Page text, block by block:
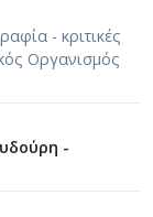
- κριτικές
Οργανισμός
-